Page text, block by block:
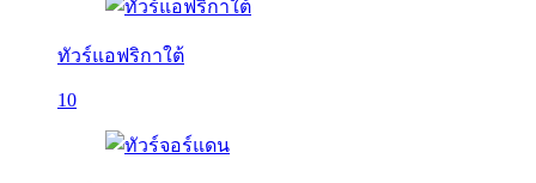
ทัวร์แอฟริกาใต้
10